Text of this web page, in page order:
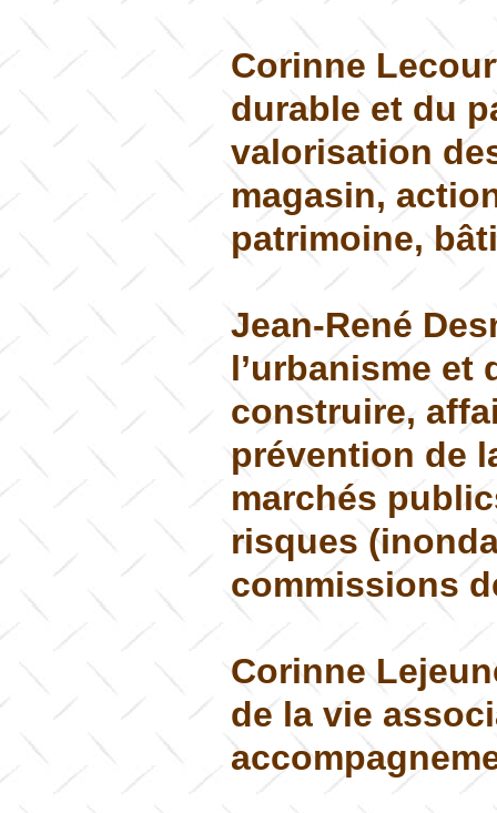
Corinne
durable et du
valorisation
magasin,
patrimoine,
Jean-René
l’urbanisme
construire,
prévention de
marchés
risques
commissions
Corinne
de la vie